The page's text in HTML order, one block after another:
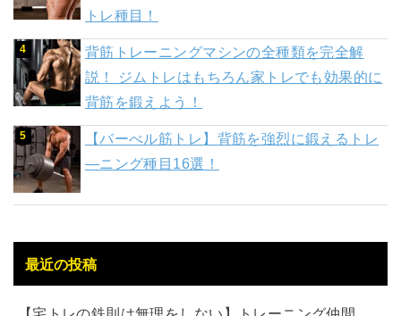
トレ種目！
背筋トレーニングマシンの全種類を完全解
説！ ジムトレはもちろん家トレでも効果的に
背筋を鍛えよう！
【バーべル筋トレ】背筋を強烈に鍛えるトレ
―ニング種目16選！
最近の投稿